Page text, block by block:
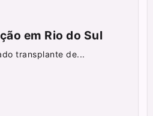
em Rio do Sul
transplante de...